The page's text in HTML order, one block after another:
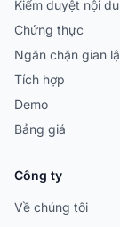
Kiểm duyệt nội
Chứng thực
Ngăn chặn gian
Tích hợp
Demo
Bảng giá
Công ty
Về chúng tôi